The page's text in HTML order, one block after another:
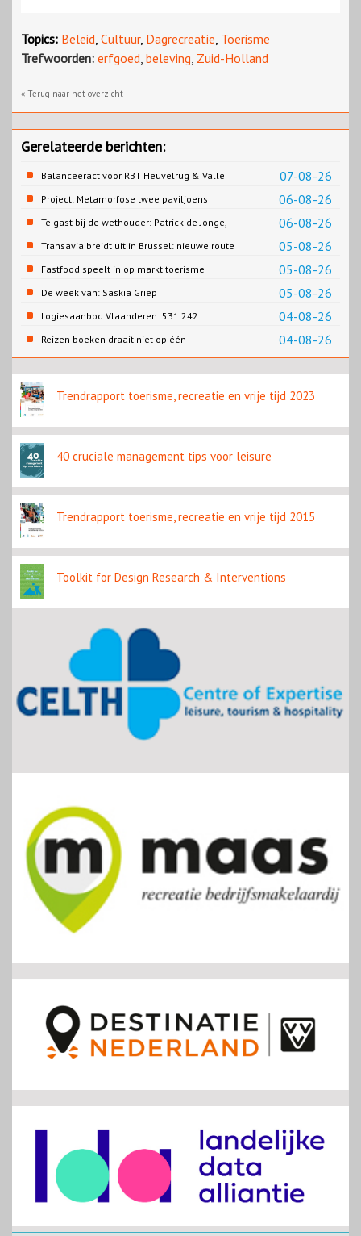
Topics: Beleid, Cultuur, Dagrecreatie, Toerisme
Trefwoorden: erfgoed, beleving, Zuid-Holland
« Terug naar het overzicht
Gerelateerde berichten:
07-08-26
Balanceeract voor RBT Heuvelrug & Vallei
06-08-26
Project: Metamorfose twee paviljoens
Biesbosch MuseumEiland
06-08-26
Te gast bij de wethouder: Patrick de Jonge,
Gemeente Emmen
05-08-26
Transavia breidt uit in Brussel: nieuwe route
naar Porto
05-08-26
Fastfood speelt in op markt toerisme
05-08-26
De week van: Saskia Griep
04-08-26
Logiesaanbod Vlaanderen: 531.242
slaapplaatsen
04-08-26
Reizen boeken draait niet op één
contentbron
Trendrapport toerisme, recreatie en vrije tijd 2023
40 cruciale management tips voor leisure
Trendrapport toerisme, recreatie en vrije tijd 2015
Toolkit for Design Research & Interventions